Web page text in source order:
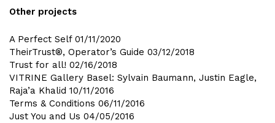
Other projects
A Perfect Self 01/11/2020
TheirTrust®, Operator’s Guide 03/12/2018
Trust for all! 02/16/2018
VITRINE Gallery Basel: Sylvain Baumann, Justin Eagle,
Raja’a Khalid 10/11/2016
Terms & Conditions 06/11/2016
Just You and Us 04/05/2016